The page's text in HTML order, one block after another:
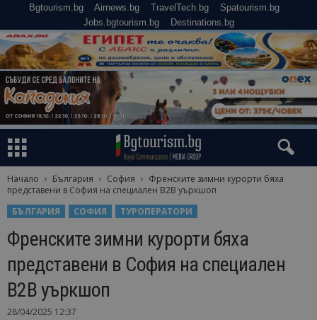
Bgtourism.bg Airnews.bg TravelTech.bg
Spatourism.bg
Jobs.bgtourism.bg
Destinations.bg
Начало България София
Френските зимни курорти бяха
представени в София на специален B2B уъркшоп
БЪЛГАРИЯ
СОФИЯ ТУРОПЕРАТОРИ
Френските зимни курорти бяха
представени в София на специален
B2B уъркшоп
28/04/2025 12:37